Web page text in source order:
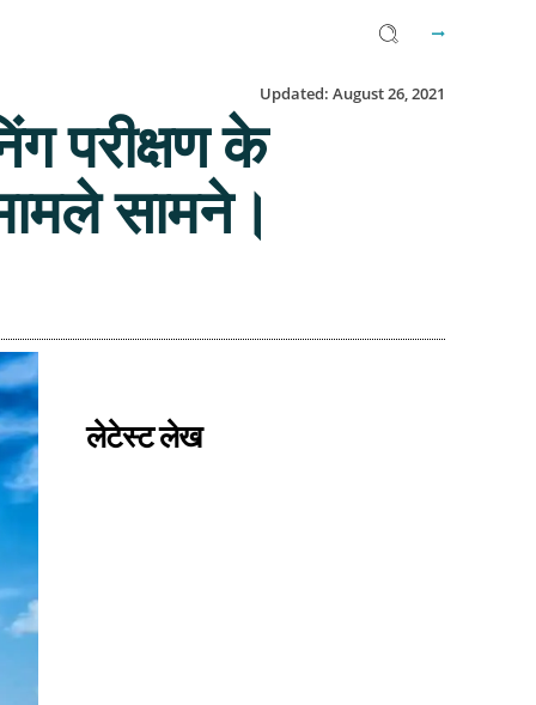
Updated: August 26, 2021
परीक्षण के
सामने।
लेटेस्ट लेख